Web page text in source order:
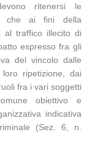
ritenersi le
che ai fini della
al traffico illecito di
espresso fra gli
del vincolo dalle
ripetizione, dai
fra i vari soggetti
obiettivo e
indicativa
(Sez. 6, n.